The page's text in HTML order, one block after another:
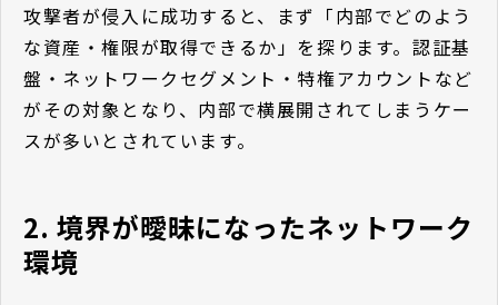
攻撃者が侵入に成功すると、まず「内部でどのよう
な資産・権限が取得できるか」を探ります。認証基
盤・ネットワークセグメント・特権アカウントなど
がその対象となり、内部で横展開されてしまうケー
スが多いとされています。
2. 境界が曖昧になったネットワーク
環境